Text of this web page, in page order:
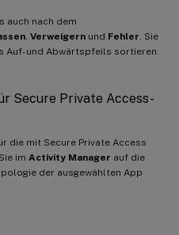
auch nach dem
Verweigern und Fehler . Sie
Auf- und Abwärtspfeils sortieren.
Secure Private Access-
die mit Secure Private Access
im Activity Manager auf die
der ausgewählten App